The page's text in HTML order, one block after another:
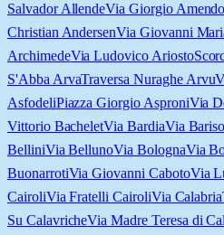
Salvador AllendeVia Giorgio
Christian AndersenVia Giovanni
ArchimedeVia Ludovico Ariosto
S'Abba ArvaTraversa Nuraghe Arvu
AsfodeliPiazza Giorgio AsproniVia
Vittorio BacheletVia BardiaVia
BelliniVia BellunoVia BolognaVia
BuonarrotiVia Giovanni CabotoVia
CairoliVia Fratelli CairoliVia Calabria
Su CalavricheVia Madre Teresa di